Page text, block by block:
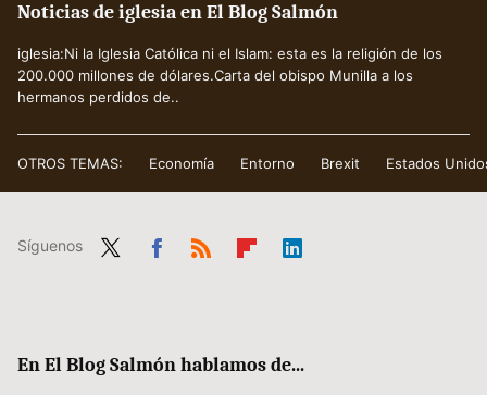
Noticias de iglesia en El Blog Salmón
iglesia:Ni la Iglesia Católica ni el Islam: esta es la religión de los
200.000 millones de dólares.Carta del obispo Munilla a los
hermanos perdidos de..
OTROS TEMAS: Economía Entorno Brexit Estados
Síguenos
En El Blog Salmón hablamos de...